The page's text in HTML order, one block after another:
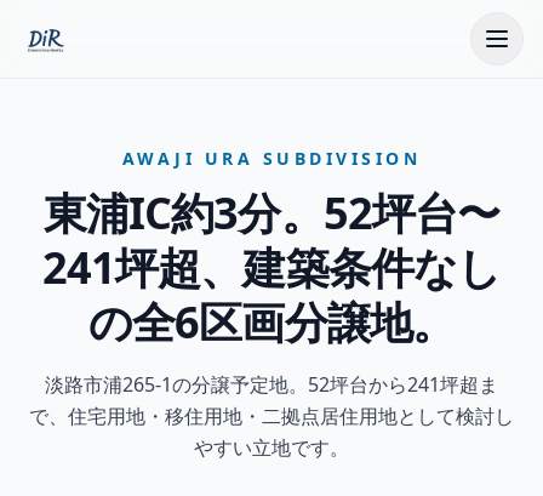
AWAJI URA SUBDIVISION
東浦IC約3分。 52坪台〜
241坪超、建築条件なし
の全6区画分譲地。
淡路市浦265-1の分譲予定地。52坪台から241坪超ま
で、住宅用地・移住用地・二拠点居住用地として検討し
やすい立地です。